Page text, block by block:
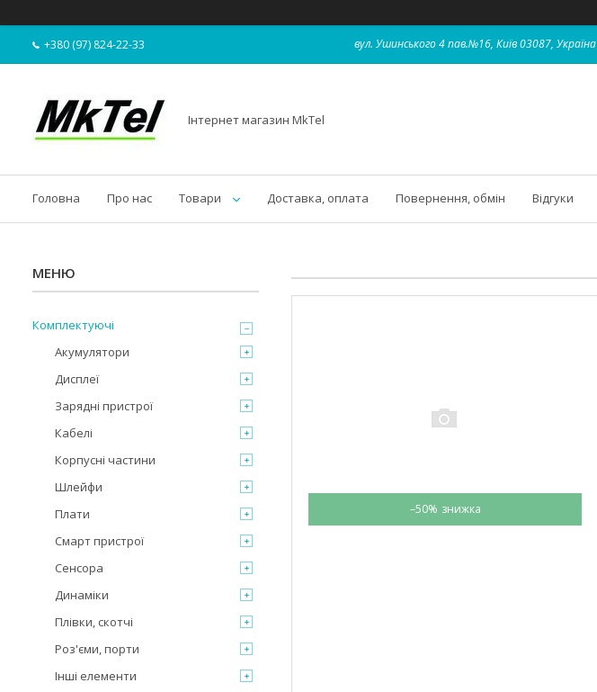
+380 (97) 824-22-33 вул. Ушинського 4 пав.№16, Київ 03087, Україна
Інтернет магазин MkTel
Головна Про нас Товари Доставка, оплата Повернення, обмін Відгуки
–50%
Комплектуючі
Акумулятори
Дисплеї
Зарядні пристрої
Кабелі
Корпусні частини
Шлейфи
Плати
Смарт пристрої
Сенсора
Динаміки
Плівки, скотчі
Роз'єми, порти
Інші елементи